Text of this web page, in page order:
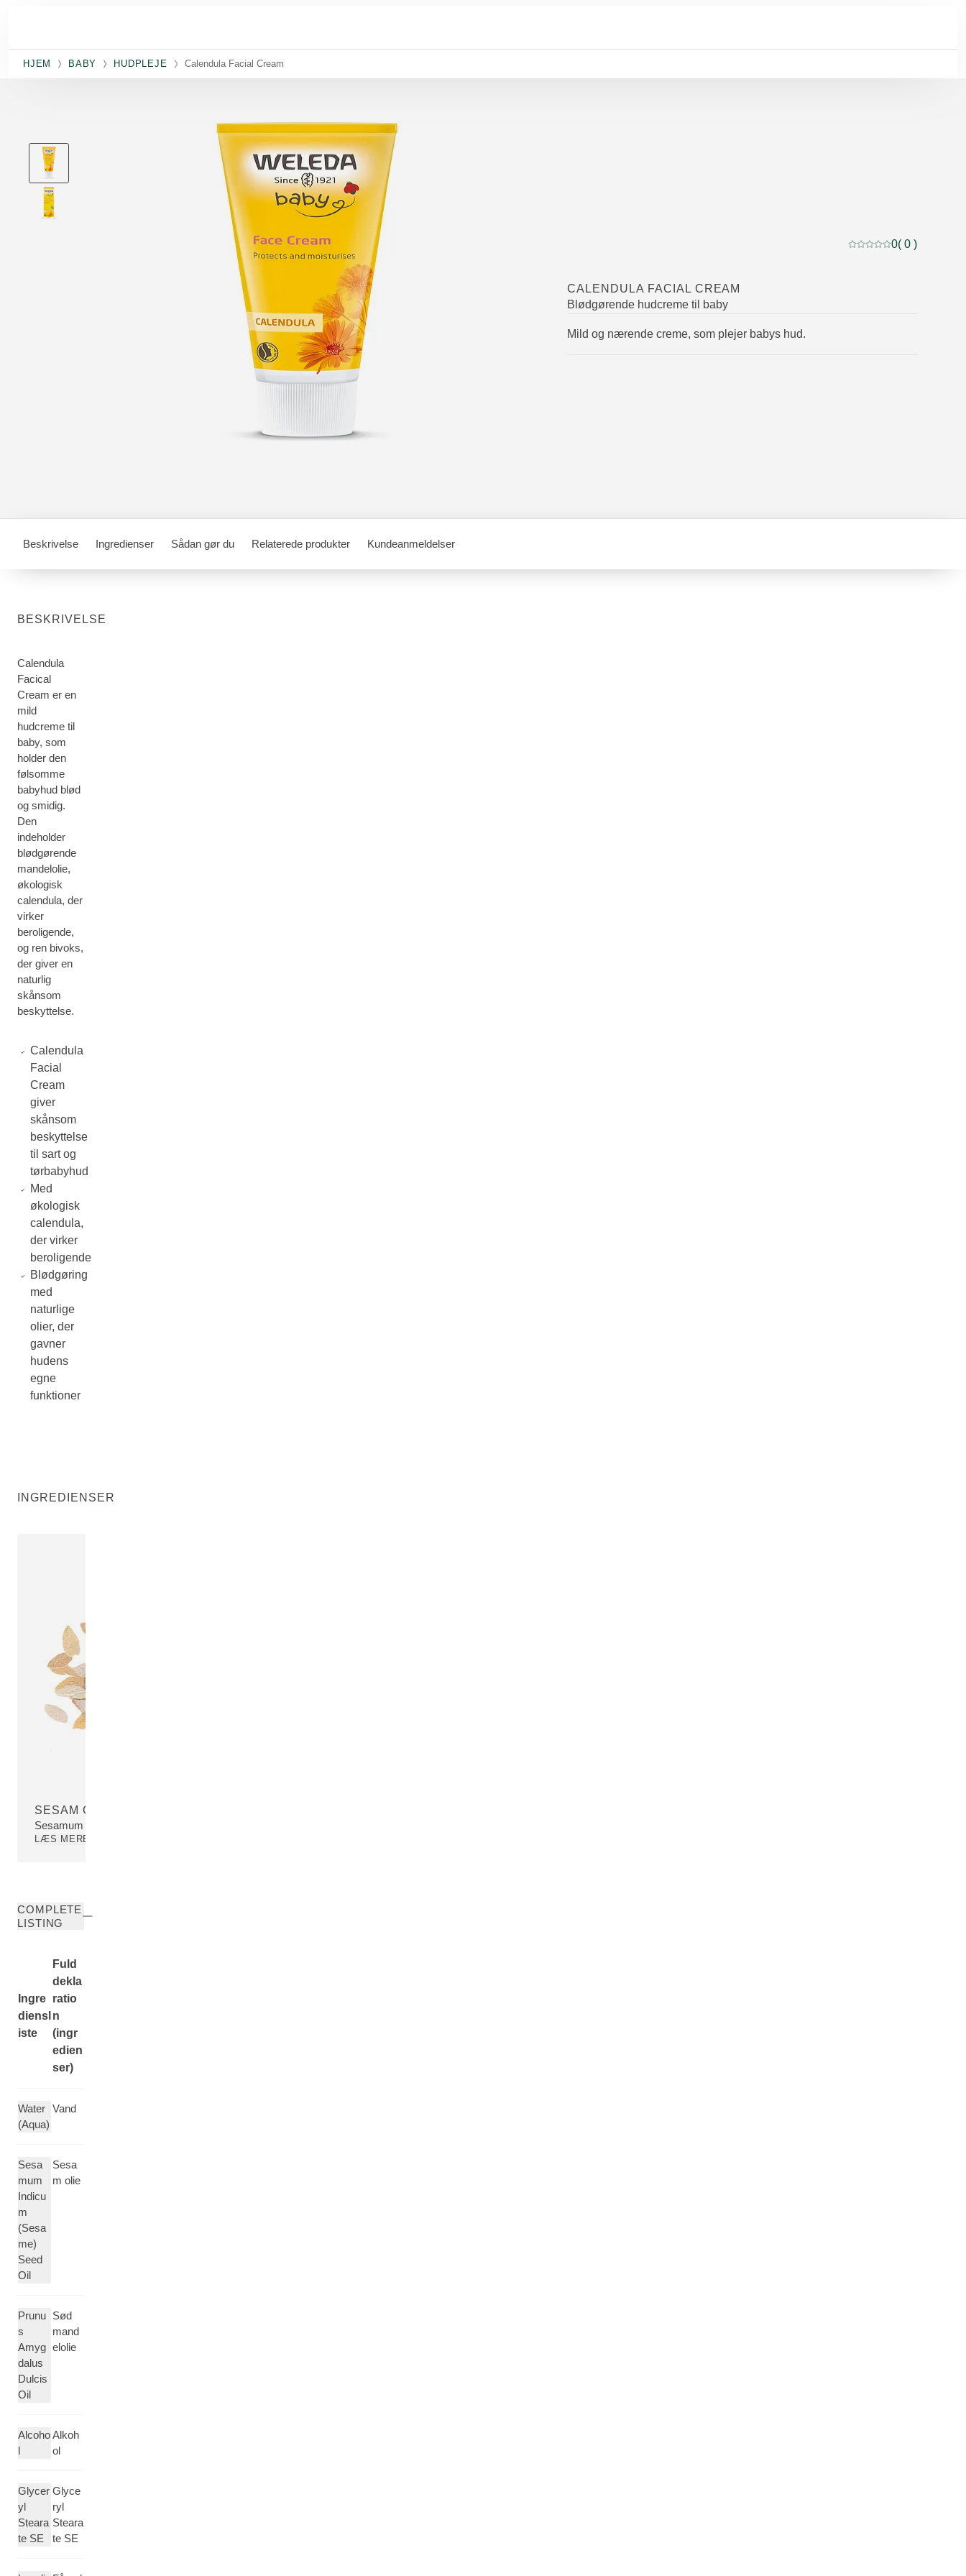
HJEM BABY HUDPLEJE Calendula Facial Cream
Current rating: 0 out of
0( 0 )
CALENDULA FACIAL CREAM
Blødgørende hudcreme til baby
Mild og nærende creme, som plejer babys hud.
Beskrivelse Ingredienser Sådan gør du Relaterede produkter Kundeanmeldelser
BESKRIVELSE
Calendula
Facical
Cream er en
mild
hudcreme til
baby, som
holder den
følsomme
babyhud blød
og smidig.
Den
indeholder
blødgørende
mandelolie,
økologisk
calendula, der
virker
beroligende,
og ren bivoks,
der giver en
naturlig
skånsom
beskyttelse.
Calendula
Facial
Cream
giver
skånsom
beskyttelse
til sart og
tørbabyhud
Med
økologisk
calendula,
der virker
beroligende
Blødgøring
med
naturlige
olier, der
gavner
hudens
egne
funktioner
INGREDIENSER
SESAM OLIE
Sesamum Indicum (Sesame) Seed Oil
LÆS MERE
COMPLETE
LISTING
Ingre
diensl
iste
Fuld
dekla
ratio
n
(ingr
edien
ser)
Water
(Aqua)
Vand
Sesa
mum
Indicu
m
(Sesa
me)
Seed
Oil
Sesa
m olie
Prunu
s
Amyg
dalus
Dulcis
Oil
Sød
mand
elolie
Alcoho
l
Alkoh
ol
Glycer
yl
Steara
te SE
Glyce
ryl
Steara
te SE